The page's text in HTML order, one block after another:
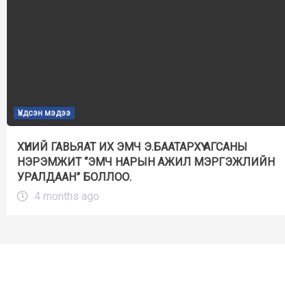
Үндсэн мэдээ
ХҮНИЙ ГАВЬЯАТ ИХ ЭМЧ Э.БААТАРХҮҮ АГСАНЫ
НЭРЭМЖИТ “ЭМЧ НАРЫН АЖИЛ МЭРГЭЖЛИЙН
УРАЛДААН” БОЛЛОО.
4 months ago